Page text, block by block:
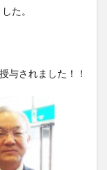
た。
与されました！！